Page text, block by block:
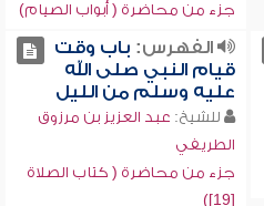
جزء من محاضرة ( أبواب الصيام)
الفهرس: باب وقت
قيام النبي صلى الله
عليه وسلم من الليل
للشيخ: عبد العزيز بن مرزوق
الطريفي
جزء من محاضرة ( كتاب الصلاة
[19])